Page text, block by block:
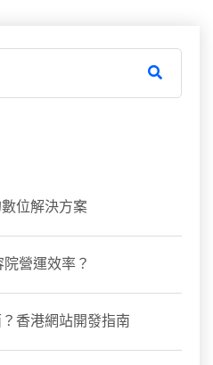
位解決方案
營運效率？
香港網站開發指南